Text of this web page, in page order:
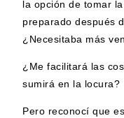
la opción de tomar
preparado después
¿Necesitaba más
¿Me facilitará las
sumirá en la locura?
Pero reconocí que